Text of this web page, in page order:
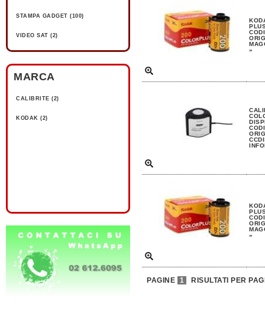
STAMPA GADGET (100)
VIDEO SAT (2)
MARCA
CALIBRITE (2)
KODAK (2)
»
»
PAGINE 1 RISULTATI PER